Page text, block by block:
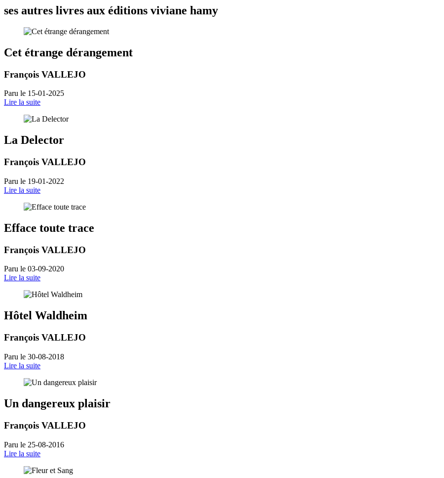
ses autres livres aux éditions viviane hamy
Cet étrange dérangement
François VALLEJO
Paru le 15-01-2025
Lire la suite
La Delector
François VALLEJO
Paru le 19-01-2022
Lire la suite
Efface toute trace
François VALLEJO
Paru le 03-09-2020
Lire la suite
Hôtel Waldheim
François VALLEJO
Paru le 30-08-2018
Lire la suite
Un dangereux plaisir
François VALLEJO
Paru le 25-08-2016
Lire la suite